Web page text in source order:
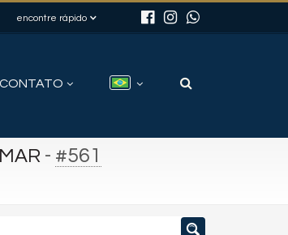
encontre rápido
CONTATO
- #561